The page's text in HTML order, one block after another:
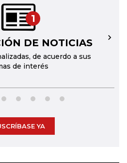
1
DE NOTICIAS
de acuerdo a sus
de interés
→
YA